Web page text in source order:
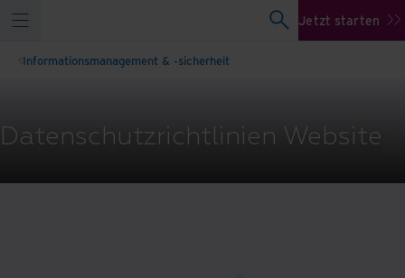
Jetzt starten
Informationsmanagement & -sicherheit
Datenschutzrichtlinien Website